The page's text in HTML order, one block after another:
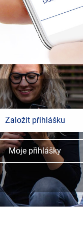
Založit přihlášku
Moje přihlášky